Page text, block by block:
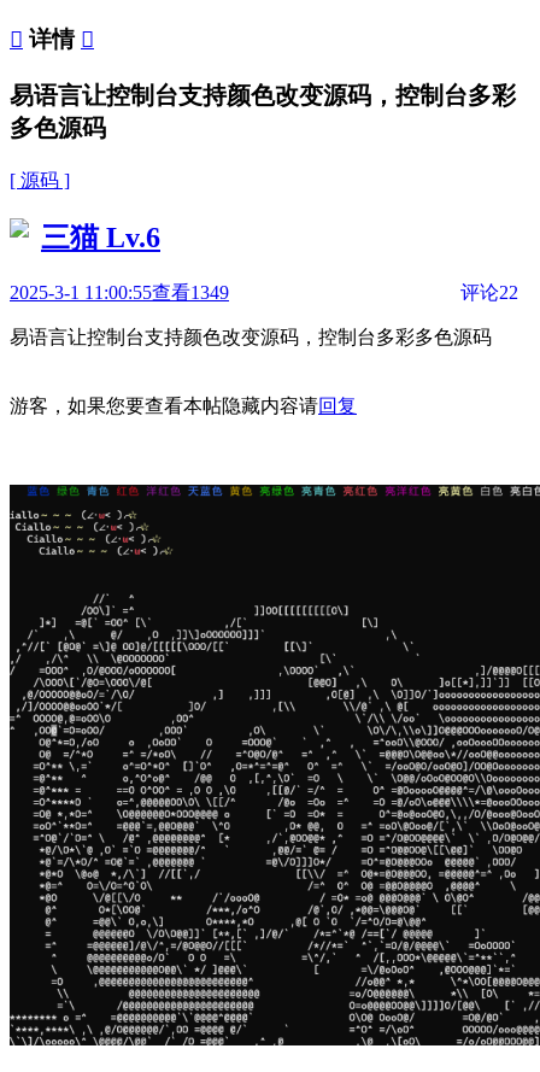
 详情 
易语言让控制台支持颜色改变源码，控制台多彩
多色源码
[ 源码 ]
三猫Lv.6
2025-3-1 11:00:55查看1349 评论22
易语言让控制台支持颜色改变源码，控制台多彩多色源码
游客，如果您要查看本帖隐藏内容请回复